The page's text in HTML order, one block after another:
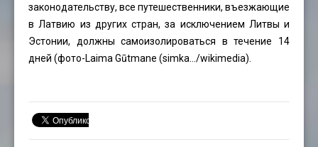
законодательству, все путешественники, въезжающие
в Латвию из других стран, за исключением Литвы и
Эстонии, должны самоизолироваться в течение 14
дней (фото-Laima Gūtmane (simka…/wikimedia).